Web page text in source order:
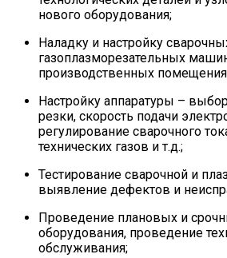
нового оборудования;
Наладку и настройку
газоплазморезательных
производственных
Настройку аппаратуры –
резки, скорость подачи
регулирование сварочного
технических газов и т.д.;
Тестирование сварочной и
выявление дефектов и
Проведение плановых и
оборудования, проведение
обслуживания;